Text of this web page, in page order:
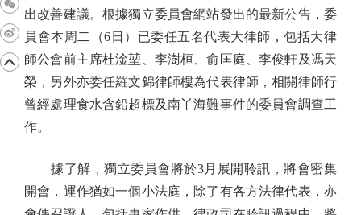
出改善建議。根據獨立委員會網站發出的最新公告，委
員會本周二（6日）已委任五名代表大律師，包括大律
師公會前主席杜淦堃、李澍桓、俞匡庭、李俊軒及馮天
榮，另外亦委任羅文錦律師樓為代表律師，相關律師行
曾經處理食水含鉛超標及南丫海難事件的委員會調查工
作。
據了解，獨立委員會將於3月展開聆訊，將會密集
開會，運作猶如一個小法庭，除了有各方法律代表，亦